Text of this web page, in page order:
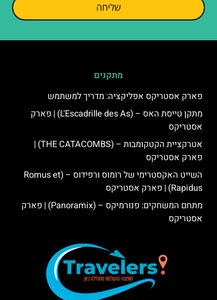
שליחה
מתקנים
פארק אסטריקס אפליקציה: מדריך למשתמש
מתקן טייסת האס – (L'Escadrille des As) | פארק
אסטריקס
אטרקציית הקטקומבות – (THE CATACOMBS) |
פארק אסטריקס
השייט האקסטרימי של רומוס ורפידוס – (Romus et
Rapidus) | פארק אסטריקס
מתחם המשחקים: פנורמיקס – (Panoramix) | פארק
אסטריקס